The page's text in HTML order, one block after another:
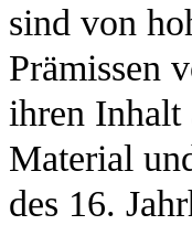
sind von
Prämissen
ihren Inhalt
Material
des 16.